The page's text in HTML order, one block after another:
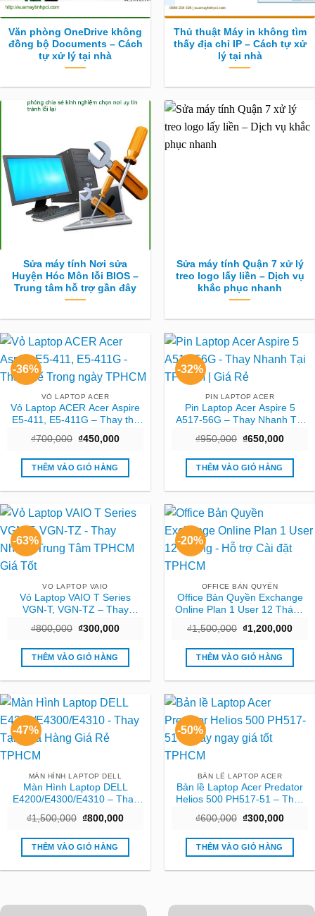
Văn phòng OneDrive không
đồng bộ Documents – Cách
tự xử lý tại nhà
Thủ thuật Máy in không tìm
thấy địa chỉ IP – Cách tự xử
lý tại nhà
Sửa máy tính Nơi sửa
Huyện Hóc Môn lỗi BIOS –
Trung tâm hỗ trợ gần đây
Sửa máy tính Quận 7 xử lý
treo logo lấy liền – Dịch vụ
khắc phục nhanh
-36%
VỎ LAPTOP ACER
Vỏ Laptop ACER Acer Aspire
E5-411, E5-411G – Thay thế
₫700,000 Giá
là:
₫700,000.
₫450,000Giá
tại
₫450,000.
THÊM VÀO GIỎ HÀNG
-32%
PIN LAPTOP ACER
Pin Laptop Acer Aspire 5
A517-56G – Thay Nhanh Tại
₫950,000 Giá
là:
₫950,000.
₫650,000Giá
tại
THÊM VÀO GIỎ HÀNG
-63%
VO LAPTOP VAIO
Vỏ Laptop VAIO T Series
VGN-T, VGN-TZ – Thay
Giá Tốt
₫800,000 Giá
là:
₫800,000.
₫300,000Giá
tại
₫300,000.
THÊM VÀO GIỎ HÀNG
-20%
OFFICE BẢN QUYỀN
Office Bản Quyền Exchange
Online Plan 1 User 12 Tháng
₫1,500,000 Giá
gốc
là:
₫1,500,000.
₫1,200,000Giá
tại
THÊM VÀO GIỎ HÀNG
-47%
MÀN HÌNH LAPTOP DELL
Màn Hình Laptop DELL
E4200/E4300/E4310 – Thay
₫1,500,000 Giá
là:
₫1,500,000.
₫800,000Giá
tại
₫800,000.
THÊM VÀO GIỎ HÀNG
-50%
BẢN LỀ LAPTOP ACER
Bản lề Laptop Acer Predator
Helios 500 PH517-51 – Thay
₫600,000 Giá
là:
₫600,000.
₫300,000Giá
tại
THÊM VÀO GIỎ HÀNG